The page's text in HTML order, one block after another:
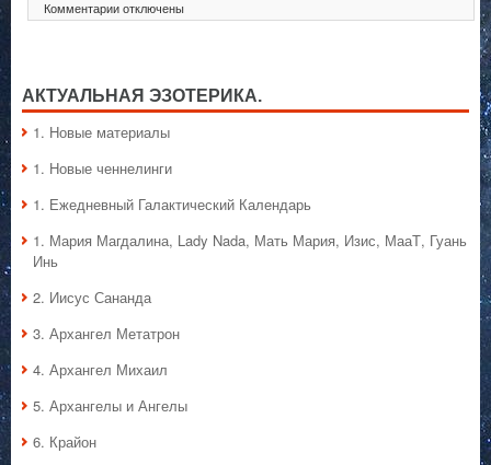
Комментариик
записи
отключены
АКТУАЛЬНАЯ ЭЗОТЕРИКА.
1. Hовые материалы
1. Hовые ченнелинги
1. Ежедневный Галактический Календарь
1. Мария Магдалина, Lady Nada, Мать Мария, Изис, МааТ, Гуань
Инь
2. Иисус Сананда
3. Архангел Метатрон
4. Архангел Михаил
5. Архангелы и Ангелы
6. Крайон